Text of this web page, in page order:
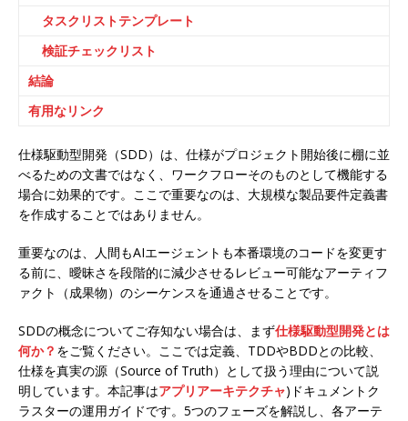
タスクリストテンプレート
検証チェックリスト
結論
有用なリンク
仕様駆動型開発（SDD）は、仕様がプロジェクト開始後に棚に並
べるための文書ではなく、ワークフローそのものとして機能する
場合に効果的です。ここで重要なのは、大規模な製品要件定義書
を作成することではありません。
重要なのは、人間もAIエージェントも本番環境のコードを変更す
る前に、曖昧さを段階的に減少させるレビュー可能なアーティフ
ァクト（成果物）のシーケンスを通過させることです。
SDDの概念についてご存知ない場合は、まず仕様駆動型開発とは
何か？ をご覧ください。ここでは定義、TDDやBDDとの比較、
仕様を真実の源（Source of Truth）として扱う理由について説
明しています。本記事はアプリアーキテクチャ)ドキュメントク
ラスターの運用ガイドです。5つのフェーズを解説し、各アーテ